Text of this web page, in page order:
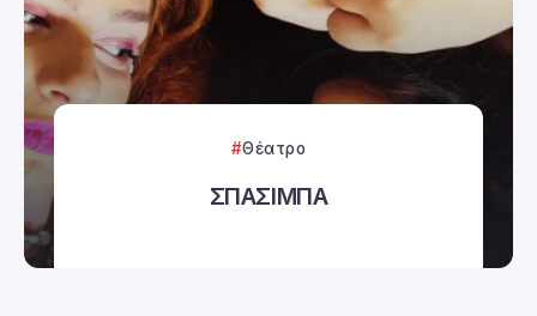
Θέατρο
ΣΠΑΣΙΜΠΑ